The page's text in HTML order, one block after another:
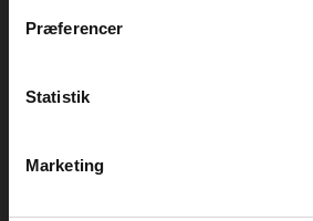
Præferencer
Statistik
Marketing
mange fordele